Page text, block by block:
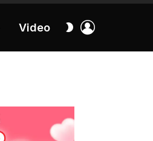
Video
สลับ